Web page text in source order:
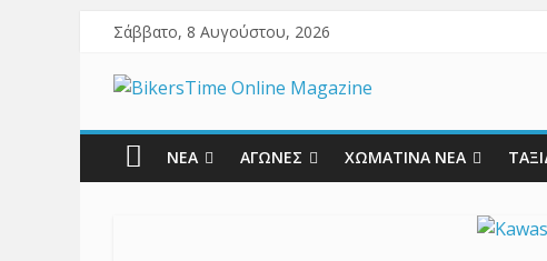
Σάββατο, 8 Αυγούστου, 2026
ΝΕΑ ΑΓΩΝΕΣ ΧΩΜΑΤΙΝΑ ΝΕΑ